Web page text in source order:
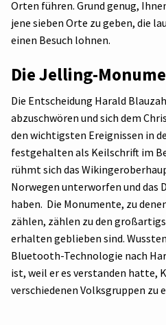
Orten führen. Grund genug,
jene sieben Orte zu geben, die
einen Besuch lohnen.
Die Jelling-
Die Entscheidung Harald
abzuschwören und sich dem
den wichtigsten Ereignissen in
festgehalten als Keilschrift im
rühmt sich das
Norwegen unterworfen und das
haben. Die Monumente, zu
zählen, zählen zu den
erhalten geblieben sind.
Bluetooth-Technologie nach
ist, weil er es verstanden hatte,
verschiedenen Volksgruppen zu